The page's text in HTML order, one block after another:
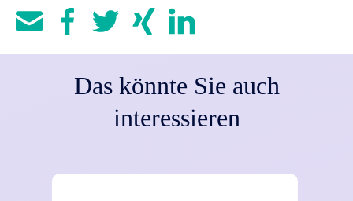
Das könnte Sie auch
interessieren